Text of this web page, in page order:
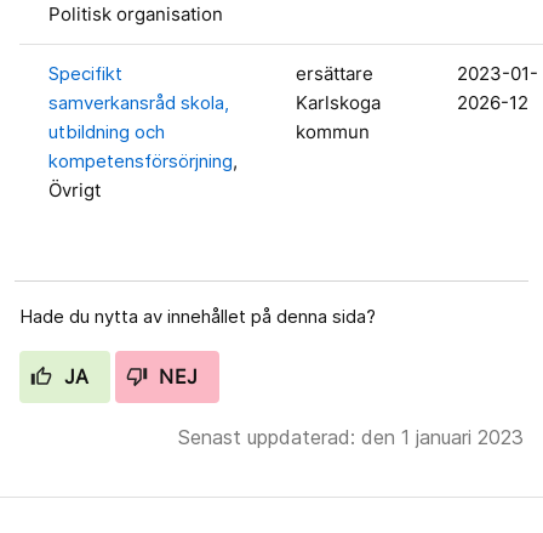
Politisk organisation
Specifikt
samverkansråd skola,
utbildning och
kompetensförsörjning,
Övrigt
ersättare
Karlskoga
kommun
2023-01-
2026-12
Hade du nytta av innehållet på denna sida?
JA NEJ
Senast uppdaterad: den 1 januari 2023